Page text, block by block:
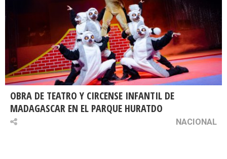
OBRA DE TEATRO Y CIRCENSE INFANTIL DE
MADAGASCAR EN EL PARQUE HURATDO
NACIONAL